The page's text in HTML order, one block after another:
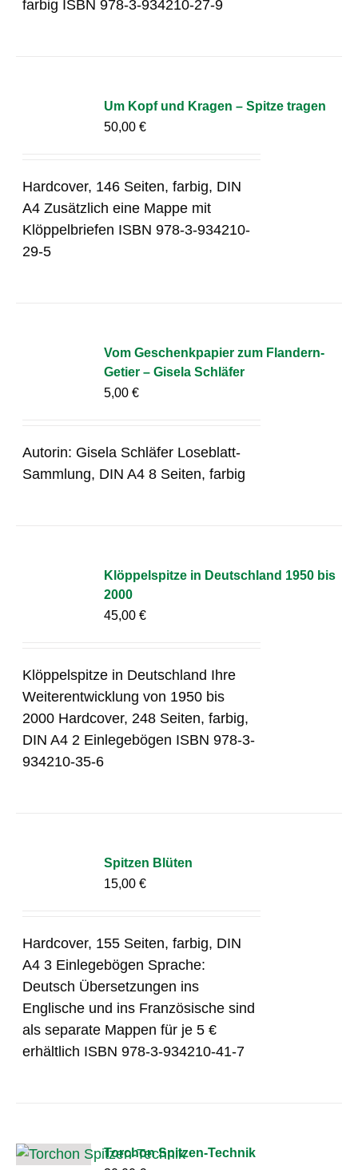
farbig ISBN 978-3-934210-27-9
Um Kopf und Kragen – Spitze tragen
50,00€
Hardcover, 146 Seiten, farbig, DIN
A4 Zusätzlich eine Mappe mit
Klöppelbriefen ISBN 978-3-934210-
29-5
Vom Geschenkpapier zum Flandern-
Getier – Gisela Schläfer
5,00€
Autorin: Gisela Schläfer Loseblatt-
Sammlung, DIN A4 8 Seiten, farbig
Klöppelspitze in Deutschland 1950 bis
2000
45,00€
Klöppelspitze in Deutschland Ihre
Weiterentwicklung von 1950 bis
2000 Hardcover, 248 Seiten, farbig,
DIN A4 2 Einlegebögen ISBN 978-3-
934210-35-6
Spitzen Blüten
15,00€
Hardcover, 155 Seiten, farbig, DIN
A4 3 Einlegebögen Sprache:
Deutsch Übersetzungen ins
Englische und ins Französische sind
als separate Mappen für je 5 €
erhältlich ISBN 978-3-934210-41-7
Torchon Spitzen-Technik